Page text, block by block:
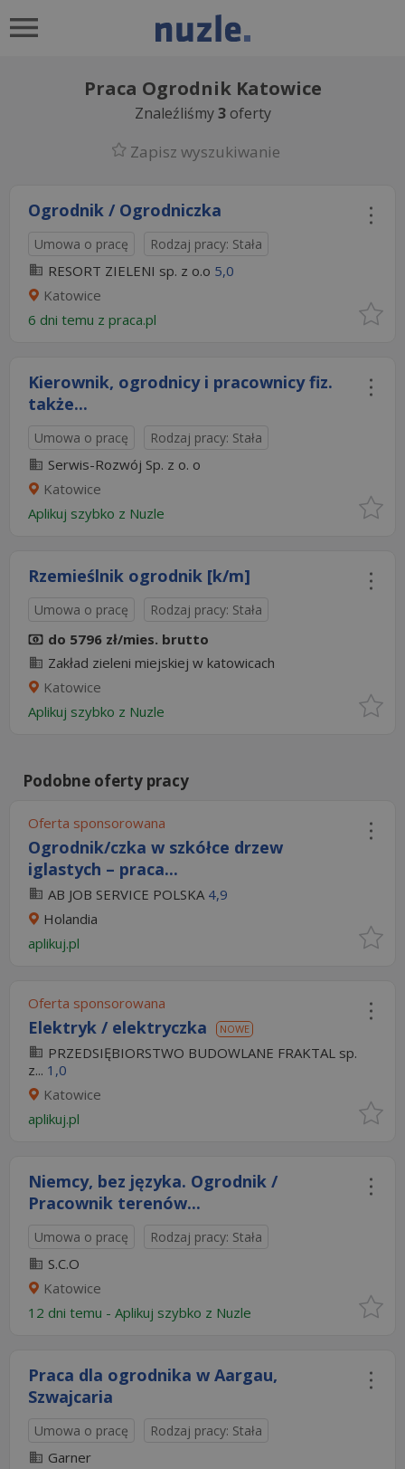
Praca Ogrodnik Katowice
Znaleźliśmy3oferty
Zapisz wyszukiwanie
Ogrodnik / Ogrodniczka
Umowa o pracę Rodzaj pracy: Stała
RESORT ZIELENI sp. z o.o 5,0
Katowice
6 dni temu z praca.pl
Kierownik, ogrodnicy i pracownicy fiz.
także...
Umowa o pracę Rodzaj pracy: Stała
Serwis-Rozwój Sp. z o. o
Katowice
Aplikuj szybko z Nuzle
Rzemieślnik ogrodnik [k/m]
Umowa o pracę Rodzaj pracy: Stała
do 5796 zł/mies. brutto
Zakład zieleni miejskiej w katowicach
Katowice
Aplikuj szybko z Nuzle
Podobne oferty pracy
Oferta sponsorowana
Ogrodnik/czka w szkółce drzew
iglastych – praca...
AB JOB SERVICE POLSKA 4,9
Holandia
aplikuj.pl
Oferta sponsorowana
Elektryk / elektryczka NOWE
PRZEDSIĘBIORSTWO BUDOWLANE FRAKTAL sp.
z... 1,0
Katowice
aplikuj.pl
Niemcy, bez języka. Ogrodnik /
Pracownik terenów...
Umowa o pracę Rodzaj pracy: Stała
S.C.O
Katowice
12 dni temu - Aplikuj szybko z Nuzle
Praca dla ogrodnika w Aargau,
Szwajcaria
Umowa o pracę Rodzaj pracy: Stała
Garner